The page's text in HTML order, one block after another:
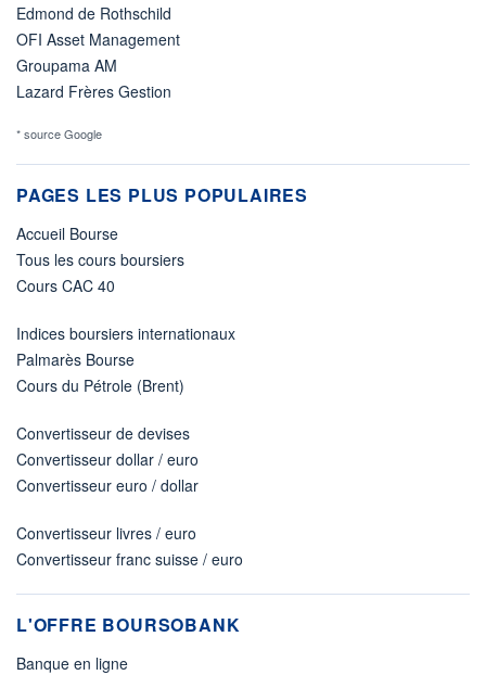
Edmond de Rothschild
OFI Asset Management
Groupama AM
Lazard Frères Gestion
* source Google
PAGES LES PLUS POPULAIRES
Accueil Bourse
Tous les cours boursiers
Cours CAC 40
Indices boursiers internationaux
Palmarès Bourse
Cours du Pétrole (Brent)
Convertisseur de devises
Convertisseur dollar / euro
Convertisseur euro / dollar
Convertisseur livres / euro
Convertisseur franc suisse / euro
L'OFFRE BOURSOBANK
Banque en ligne